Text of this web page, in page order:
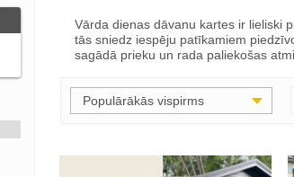
Vārda dienas dāvanu kartes ir lieliski
tās sniedz iespēju patīkamiem
sagādā prieku un rada paliekošas
Populārākās vispirms